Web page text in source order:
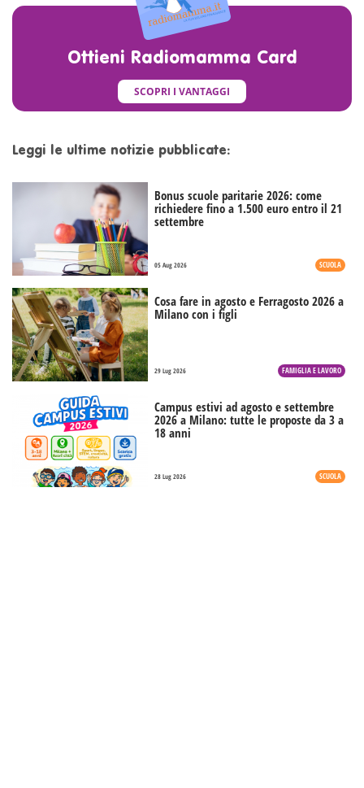
Ottieni Radiomamma Card
SCOPRI I VANTAGGI
Leggi le ultime notizie pubblicate:
Bonus scuole paritarie 2026: come
richiedere fino a 1.500 euro entro il 21
settembre
05 Aug 2026 SCUOLA
Cosa fare in agosto e Ferragosto 2026 a
Milano con i figli
29 Lug 2026 FAMIGLIA E LAVORO
Campus estivi ad agosto e settembre
2026 a Milano: tutte le proposte da 3 a
18 anni
28 Lug 2026 SCUOLA